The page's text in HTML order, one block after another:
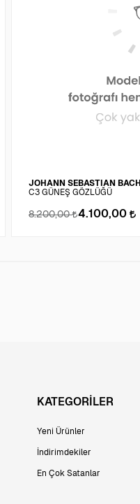
JOHANN SEBASTIAN BACH
C3 GÜNEŞ GÖZLÜĞÜ
8.200,00 4.100,00
KATEGORİLER
Yeni Ürünler
İndirimdekiler
En Çok Satanlar